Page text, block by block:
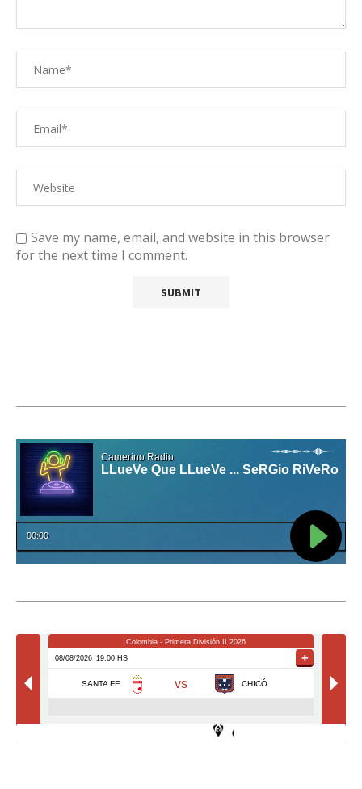
Save my name, email, and website in this browser
for the next time I comment.